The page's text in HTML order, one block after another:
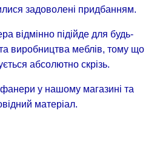
задоволені придбанням.
відмінно підійде для будь-
та виробництва меблів, тому що
абсолютно скрізь.
у нашому магазині та
матеріал.